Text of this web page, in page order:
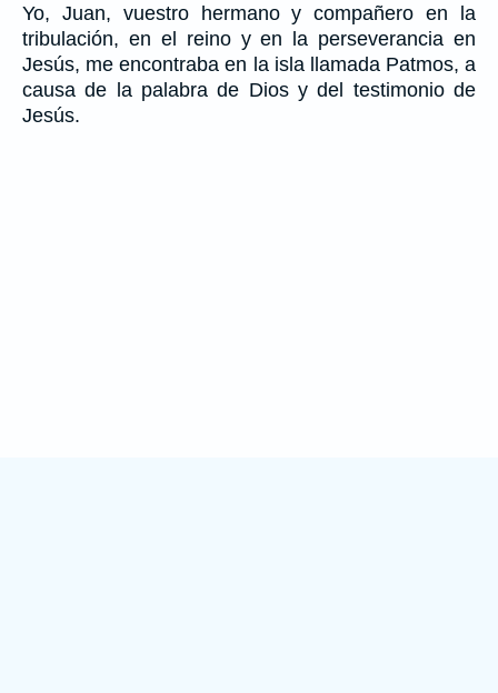
Yo, Juan, vuestro hermano y compañero en la
tribulación, en el reino y en la perseverancia en
Jesús, me encontraba en la isla llamada Patmos, a
causa de la palabra de Dios y del testimonio de
Jesús.